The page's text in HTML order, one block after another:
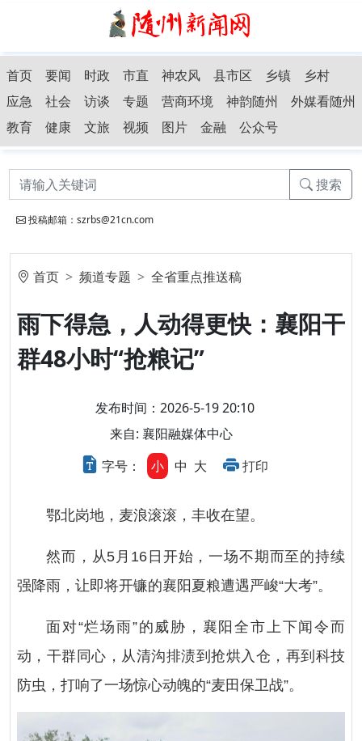
首页 要闻 时政 市直 神农风 县市区 乡镇
乡村
应急
社会 访谈 专题 营商环境 神韵随州
外媒看随州
教育
健康 文旅 视频 图片 金融 公众号
搜索
投稿邮箱：szrbs@21cn.com
首页 频道专题 全省重点推送稿
雨下得急，人动得更快：襄阳干
群48小时“抢粮记”
发布时间：2026-5-19 20:10
来自: 襄阳融媒体中心
字号：
小 中 大 打印
鄂北岗地，麦浪滚滚，丰收在望。
然而，从5月16日开始，一场不期而至的持续
强降雨，让即将开镰的襄阳夏粮遭遇严峻“大考”。
面对“烂场雨”的威胁，襄阳全市上下闻令而
动，干群同心，从清沟排渍到抢烘入仓，再到科技
防虫，打响了一场惊心动魄的“麦田保卫战”。